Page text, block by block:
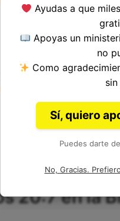
del Versículo 7,
de la Biblia. Autor:
20:7 en la
Ayudas a que
Apoyas un
no
Como
Sí, quiero
Puedes darte
No, Gracias.